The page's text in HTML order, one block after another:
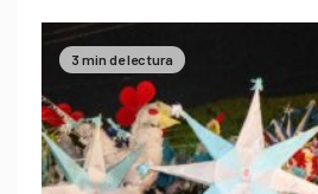
3 min de lectura